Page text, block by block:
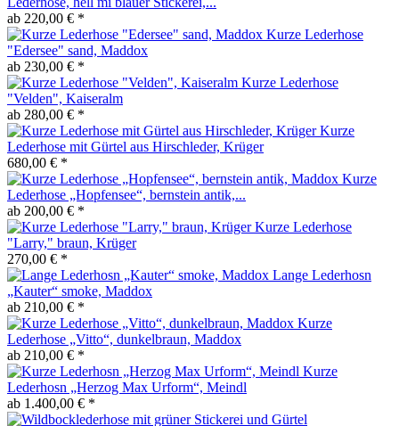
ab 220,00 € *
Kurze Lederhose
"Edersee" sand, Maddox
ab 230,00 € *
Kurze Lederhose
"Velden", Kaiseralm
ab 280,00 € *
Kurze
Lederhose mit Gürtel aus Hirschleder, Krüger
680,00 € *
Kurze
Lederhose „Hopfensee“, bernstein antik,...
ab 200,00 € *
Kurze Lederhose
"Larry," braun, Krüger
270,00 € *
Lange Lederhosn
„Kauter“ smoke, Maddox
ab 210,00 € *
Kurze
Lederhose „Vitto“, dunkelbraun, Maddox
ab 210,00 € *
Kurze
Lederhosn „Herzog Max Urform“, Meindl
ab 1.400,00 € *